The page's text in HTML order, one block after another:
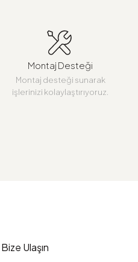
Montaj Desteği
Montaj desteği sunarak
işlerinizi kolaylaştırıyoruz.
Bize Ulaşın